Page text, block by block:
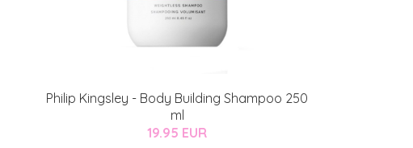
Philip Kingsley - Body Building Shampoo 250
ml
19.95 EUR